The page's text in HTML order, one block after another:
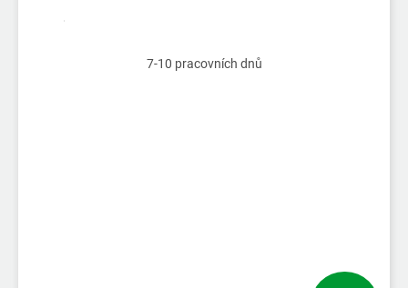
7-10 pracovních dnů